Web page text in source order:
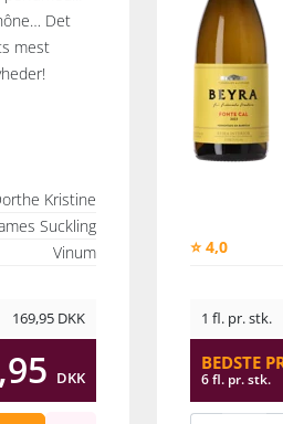
Det
mest
Kristine
Suckling
Vinum
169,95 DKK
DKK
⭐ 4,0
1 fl. pr. stk.
BEDSTE
6 fl. pr. stk.